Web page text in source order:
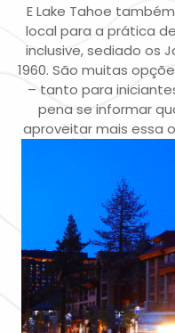
E Lake Tahoe
local para a prática
inclusive, sediado os
1960. São muitas
– tanto para
pena se informar
aproveitar mais essa